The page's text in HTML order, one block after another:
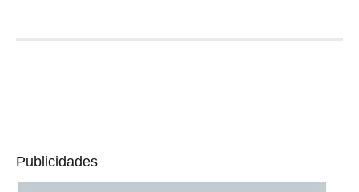
Publicidades